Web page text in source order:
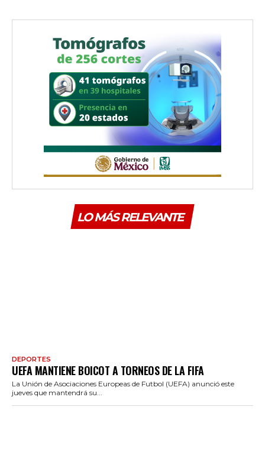
LO MÁS RELEVANTE
DEPORTES
UEFA MANTIENE BOICOT A TORNEOS DE LA FIFA
La Unión de Asociaciones Europeas de Futbol (UEFA) anunció este
jueves que mantendrá su...